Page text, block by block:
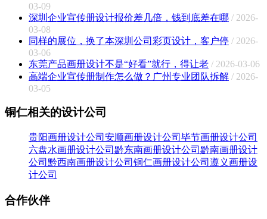
03-09
深圳企业宣传册设计报价差几倍，钱到底差在哪 / 2026-
03-08
同样的展位，换了本深圳公司彩页设计，客户停 / 2026-
03-06
东莞产品画册设计不是“好看”就行，得让老 / 2026-03-06
高端企业宣传册制作怎么做？广州专业团队拆解 / 2026-
03-05
铜仁相关的设计公司
贵阳画册设计公司 安顺画册设计公司 毕节画册设计公司
六盘水画册设计公司 黔东南画册设计公司 黔南画册设计
公司 黔西南画册设计公司 铜仁画册设计公司 遵义画册设
计公司
合作伙伴